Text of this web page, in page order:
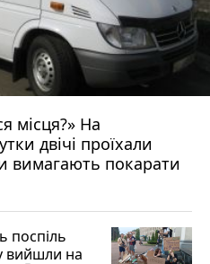
місця?» На
двічі проїхали
вимагають покарати
поспіль
вийшли на